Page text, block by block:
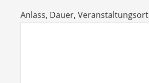
Anlass, Dauer, Veranstaltungsort